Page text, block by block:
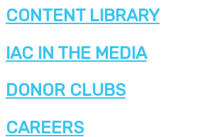
CONTENT LIBRARY
IAC IN THE MEDIA
DONOR CLUBS
CAREERS